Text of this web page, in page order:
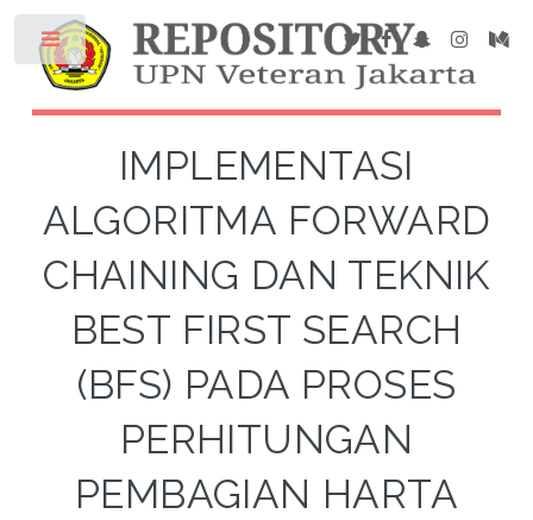
IMPLEMENTASI
ALGORITMA FORWARD
CHAINING DAN TEKNIK
BEST FIRST SEARCH
(BFS) PADA PROSES
PERHITUNGAN
PEMBAGIAN HARTA